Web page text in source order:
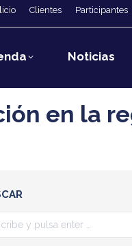
Clientes Participantes
Noticias
en la